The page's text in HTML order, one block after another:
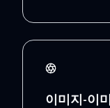
이미지-이